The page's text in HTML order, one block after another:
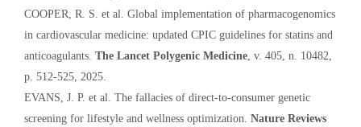
COOPER, R. S. et al. Global implementation of pharmacogenomics
in cardiovascular medicine: updated CPIC guidelines for statins and
anticoagulants. The Lancet Polygenic Medicine, v. 405, n. 10482,
p. 512-525, 2025.
EVANS, J. P. et al. The fallacies of direct-to-consumer genetic
screening for lifestyle and wellness optimization. Nature Reviews